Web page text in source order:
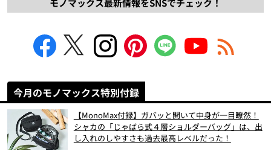
モノマックス最新情報をSNSでチェック！
今月のモノマックス特別付録
【MonoMax付録】ガバッと開いて中身が一目瞭然！
シャカの「じゃばら式４層ショルダーバッグ」は、出
し入れのしやすさも過去最高レベルだった！